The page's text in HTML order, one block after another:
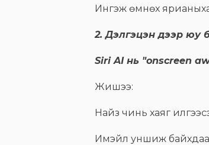
Ингэж өмнөх
2. Дэлгэцэн дээр юу
Siri AI нь "onscreen
Жишээ:
Найз чинь хаяг
Имэйл уншиж байхдаа